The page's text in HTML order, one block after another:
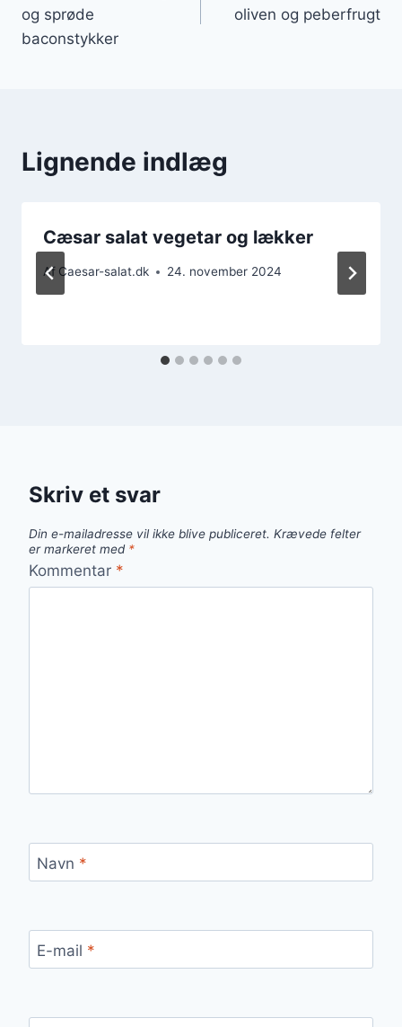
og sprøde
baconstykker
oliven og peberfrugt
Lignende indlæg
Cæsar salat vegetar og lækker
Af Caesar-salat.dk 24. november 2024
Skriv et svar
Din e-mailadresse vil ikke blive publiceret. Krævede felter
er markeret med *
Kommentar *
Navn *
E-mail *